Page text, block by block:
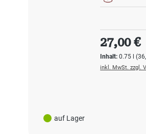
auf Lager
Inhalt:0.75 l
Regulärer
27,00 €
inkl. MwSt. zzgl.